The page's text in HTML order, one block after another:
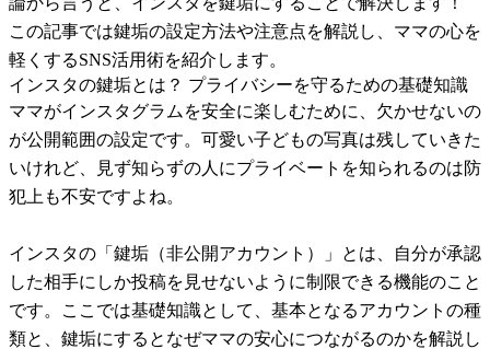
この記事では鍵垢の設定方法や注意点を解説し、ママの心を
軽くするSNS活用術を紹介します。
インスタの鍵垢とは？ プライバシーを守るための基礎知識
ママがインスタグラムを安全に楽しむために、欠かせないの
が公開範囲の設定です。可愛い子どもの写真は残していきた
いけれど、見ず知らずの人にプライベートを知られるのは防
犯上も不安ですよね。
インスタの「鍵垢（非公開アカウント）」とは、自分が承認
した相手にしか投稿を見せないように制限できる機能のこと
です。ここでは基礎知識として、基本となるアカウントの種
類と、鍵垢にするとなぜママの安心につながるのかを解説し